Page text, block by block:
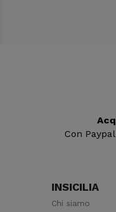
Con
INSICILIA
Chi siamo